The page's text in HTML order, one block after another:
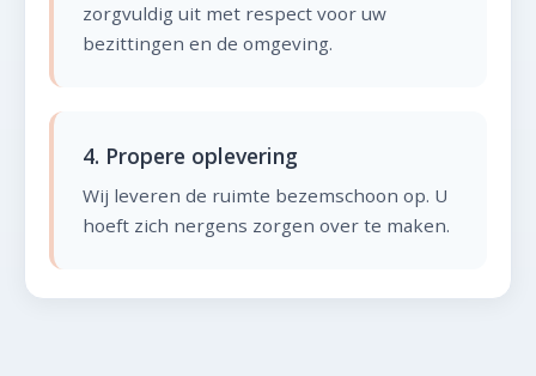
zorgvuldig uit met respect voor uw
bezittingen en de omgeving.
4. Propere oplevering
Wij leveren de ruimte bezemschoon op. U
hoeft zich nergens zorgen over te maken.